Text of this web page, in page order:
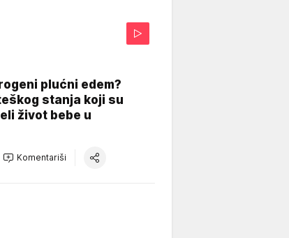
plućni edem?
stanja koji su
život bebe u
Komentariši